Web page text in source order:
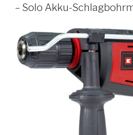
– Solo Akku-